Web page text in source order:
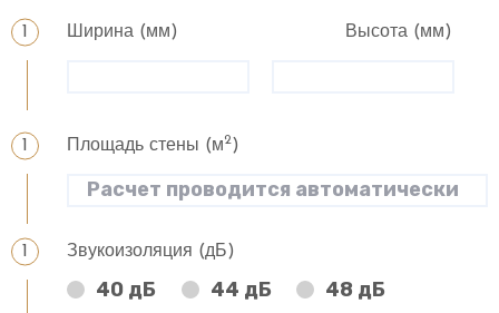
Ширина (мм) Высота (мм)
Площадь стены (м2)
Звукоизоляция (дБ)
40 дБ 44 дБ 48 дБ